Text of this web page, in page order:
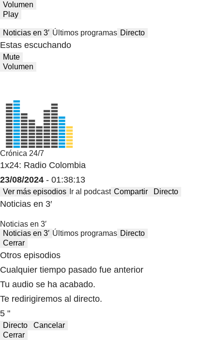
Volumen
Play
Noticias en 3′ Últimos programas Directo
Estas escuchando
Mute
Volumen
Crónica 24/7
1x24: Radio Colombia
23/08/2024 - 01:38:13
Ver más episodios Ir al podcast Compartir Directo
Noticias en 3′
Noticias en 3′
Noticias en 3′ Últimos programas Directo
Cerrar
Otros episodios
Cualquier tiempo pasado fue anterior
Tu audio se ha acabado.
Te redirigiremos al directo.
5 "
Directo
Cancelar
Cerrar